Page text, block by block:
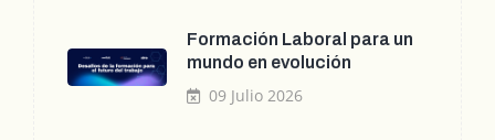
Formación Laboral para un
mundo en evolución
09 Julio 2026